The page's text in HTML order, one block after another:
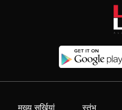
मुख्य सुर्खियां स्तंभ